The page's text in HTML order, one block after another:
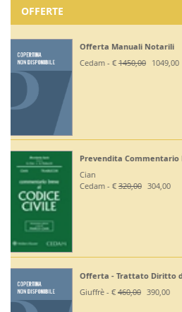
OFFERTE
Off. Codici Civile,
Off Codici Civile e
Giuffrè - €